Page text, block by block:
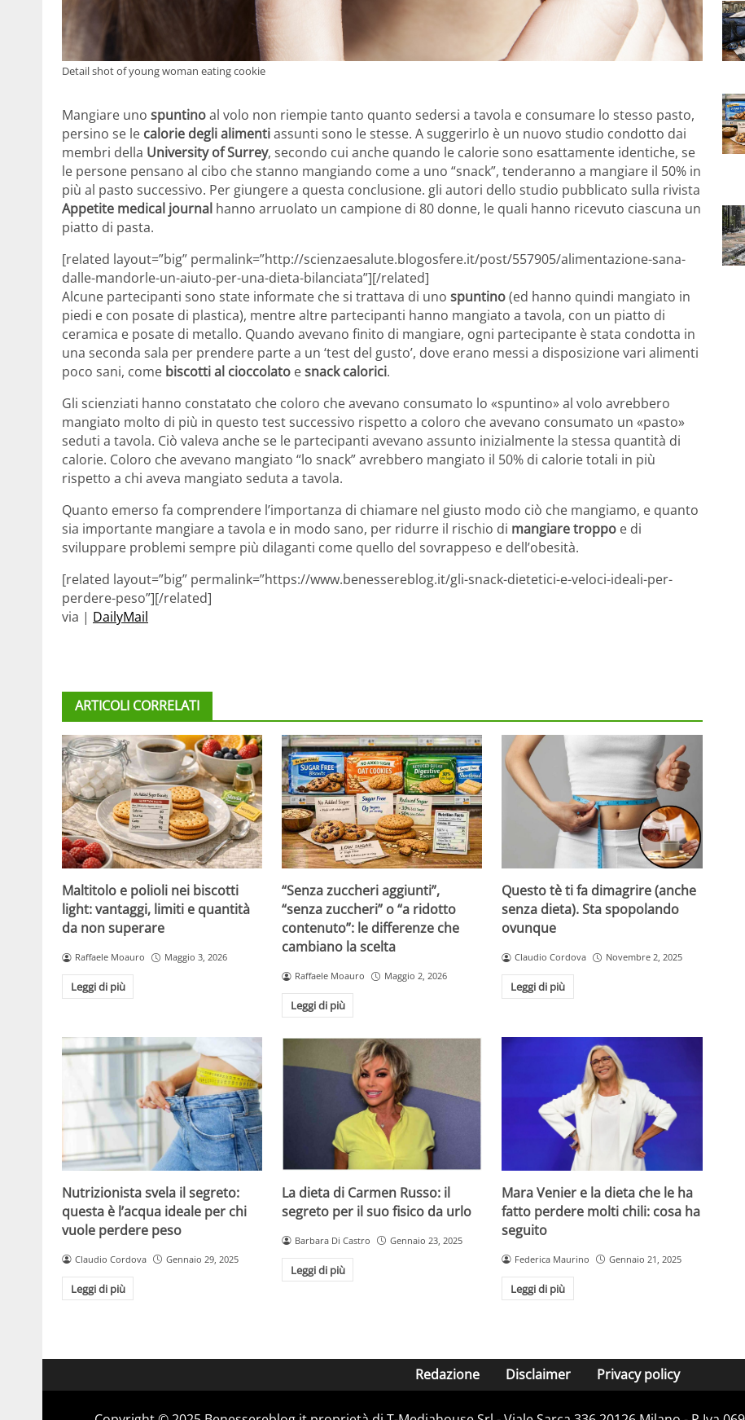
Detail shot of young woman eating cookie
Mangiare uno spuntinoal volo non riempie tanto quanto sedersi a tavola e consumare lo stesso pasto,
persino se le calorie degli alimentiassunti sono le stesse. A suggerirlo è un nuovo studio condotto dai
membri della University of Surrey, secondo cui anche quando le calorie sono esattamente identiche, se
le persone pensano al cibo che stanno mangiando come a uno “snack”, tenderanno a mangiare il 50% in
più al pasto successivo. Per giungere a questa conclusione. gli autori dello studio pubblicato sulla rivista
Appetite medical journal hanno arruolato un campione di 80 donne, le quali hanno ricevuto ciascuna un
piatto di pasta.
[related layout=”big” permalink=”http://scienzaesalute.blogosfere.it/post/557905/alimentazione-sana-
dalle-mandorle-un-aiuto-per-una-dieta-bilanciata”][/related]
Alcune partecipanti sono state informate che si trattava di uno spuntino(ed hanno quindi mangiato in
piedi e con posate di plastica), mentre altre partecipanti hanno mangiato a tavola, con un piatto di
ceramica e posate di metallo. Quando avevano finito di mangiare, ogni partecipante è stata condotta in
una seconda sala per prendere parte a un ‘test del gusto’, dove erano messi a disposizione vari alimenti
poco sani, come biscotti al cioccolato esnack calorici.
Gli scienziati hanno constatato che coloro che avevano consumato lo «spuntino» al volo avrebbero
mangiato molto di più in questo test successivo rispetto a coloro che avevano consumato un «pasto»
seduti a tavola. Ciò valeva anche se le partecipanti avevano assunto inizialmente la stessa quantità di
calorie. Coloro che avevano mangiato “lo snack” avrebbero mangiato il 50% di calorie totali in più
rispetto a chi aveva mangiato seduta a tavola.
Quanto emerso fa comprendere l’importanza di chiamare nel giusto modo ciò che mangiamo, e quanto
sia importante mangiare a tavola e in modo sano, per ridurre il rischio di mangiare troppo e di
sviluppare problemi sempre più dilaganti come quello del sovrappeso e dell’obesità.
[related layout=”big” permalink=”https://www.benessereblog.it/gli-snack-dietetici-e-veloci-ideali-per-
perdere-peso”][/related]
via | DailyMail
ARTICOLI CORRELATI
Maltitolo e polioli nei biscotti
light: vantaggi, limiti e quantità
da non superare
Raffaele Moauro Maggio 3, 2026
Leggi di più
“Senza zuccheri aggiunti”,
“senza zuccheri” o “a ridotto
contenuto”: le differenze che
cambiano la scelta
Raffaele Moauro Maggio 2, 2026
Leggi di più
Questo tè ti fa dimagrire (anche
senza dieta). Sta spopolando
ovunque
Claudio Cordova Novembre 2, 2025
Leggi di più
Nutrizionista svela il segreto:
questa è l’acqua ideale per chi
vuole perdere peso
Claudio Cordova Gennaio 29, 2025
Leggi di più
La dieta di Carmen Russo: il
segreto per il suo fisico da urlo
Barbara Di Castro Gennaio 23, 2025
Leggi di più
Mara Venier e la dieta che le ha
fatto perdere molti chili: cosa ha
seguito
Federica Maurino Gennaio 21, 2025
Leggi di più
Redazione Disclaimer Privacy policy